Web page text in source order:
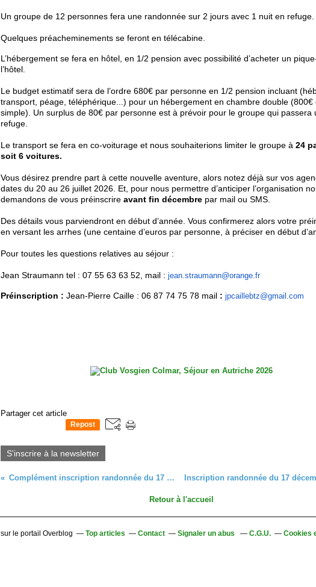
Un groupe de 12 personnes fera une randonnée sur 2 jours avec 1 nuit en refuge.
Quelques préacheminements se feront en télécabine.
L’hébergement se fera en hôtel, en 1/2 pension avec possibilité d’acheter un
l’hôtel.
Le budget estimatif sera de l’ordre 680€ par personne en 1/2 pension incluant
transport, péage, téléphérique...) pour un hébergement en chambre double (800€
simple). Un surplus de 80€ par personne est à prévoir pour le groupe qui passera
refuge.
Le transport se fera en co-voiturage et nous souhaiterions limiter le groupe à 24
soit 6 voitures.
Vous désirez prendre part à cette nouvelle aventure, alors notez déjà sur vos
dates du 20 au 26 juillet 2026. Et, pour nous permettre d’anticiper l’organisation
demandons de vous préinscrire avant fin décembre par mail ou SMS.
Des détails vous parviendront en début d’année. Vous confirmerez alors votre
en versant les arrhes (une centaine d’euros par personne, à préciser en début
Pour toutes les questions relatives au séjour :
Jean Straumann tel : 07 55 63 63 52, mail : jean.straumann@orange.fr
Préinscription : Jean-Pierre Caille : 06 87 74 75 78 mail : jpcaillebtz@gmail.com
Partager cet article
Repost
S'inscrire à la newsletter
Complément inscription randonnée du 17 décembre
Retour à l'accueil
sur le portail Overblog Top articles Contact Signaler un abus C.G.U. Cookies